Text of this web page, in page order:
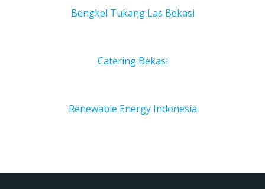
Bengkel Tukang Las Bekasi
Catering Bekasi
Renewable Energy Indonesia